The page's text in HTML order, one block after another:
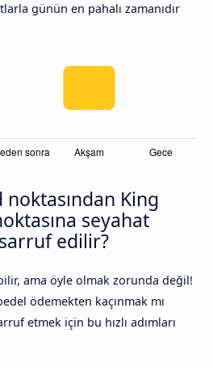
günün en pahalı zamanıdır
King
seyahat
edilir?
ama öyle olmak zorunda değil!
ödemekten kaçınmak mı
etmek için bu hızlı adımları